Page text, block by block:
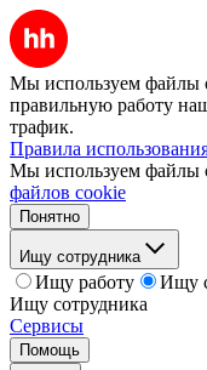
Мы используем файлы
правильную работу
трафик.
Правила
Мы используем файлы
файлов cookie
Понятно
Ищу сотрудника
Ищу работу
Ищу
Ищу сотрудника
Сервисы
Помощь